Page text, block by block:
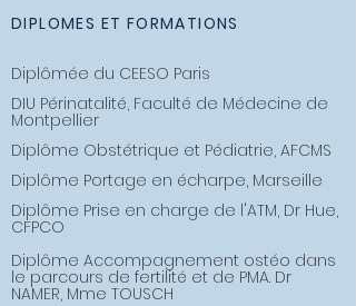
DIPLOMES ET FORMATIONS
Diplômée du CEESO Paris
DIU Périnatalité, Faculté de Médecine de
Montpellier
Diplôme Obstétrique et Pédiatrie, AFCMS
Diplôme Portage en écharpe, Marseille
Diplôme Prise en charge de l'ATM, Dr Hue,
CFPCO
Diplôme Accompagnement ostéo dans
le parcours de fertilité et de PMA. Dr
NAMER, Mme TOUSCH